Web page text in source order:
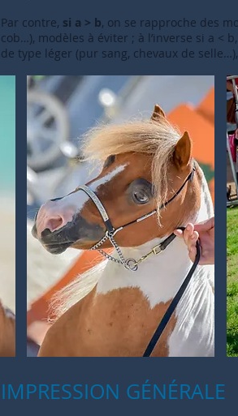
Par contre, si a > b, on se rapproche des
cob…), modèles à éviter ; à l’inverse si a <
de type léger (pur sang, chevaux de
IMPRESSION GÉNÉRALE